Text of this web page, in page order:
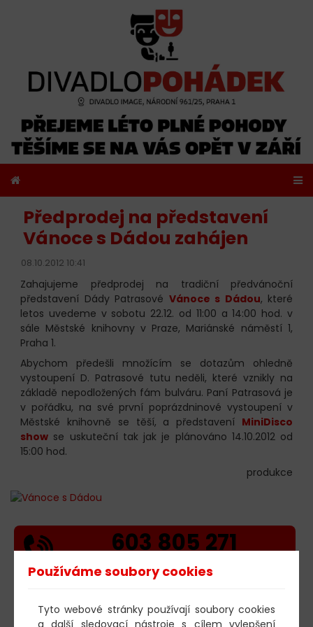
Předprodej na představení
Vánoce s Dádou zahájen
08.10.2012 10:41
Zahajujeme předprodej na tradiční předvánoční
představení Dády Patrasové Vánoce s Dádou, které
letos uvedeme v sobotu 22.12. od 11:00 a 14:00 hod. v
sále Městské knihovny v Praze, Mariánské náměstí 1,
Praha 1.
Abychom předešli množícím se dotazům ohledně
vystoupení D. Patrasové tutu neděli, které vznikly na
základě nepodložených fám bulváru. Paní Patrasová je
v pořádku, na své první poprázdninové vystoupení v
Městské knihovně se těší, a představení MiniDisco
show se uskuteční tak jak je plánováno 14.10.2012 od
15:00 hod.
produkce
603 805 271
05.08.2026
Poklad ve Stříbrném jezeře – 65. U
Používáme soubory cookies
Tyto webové stránky používají soubory cookies